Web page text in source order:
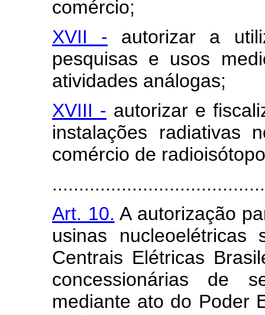
comércio;
XVII - autorizar a
pesquisas e usos
atividades análogas;
XVIII - autorizar e
instalações
comércio de
Art. 10. A autorização
usinas nucleoelétricas
Centrais Elétricas
concessionárias de
mediante ato do Poder